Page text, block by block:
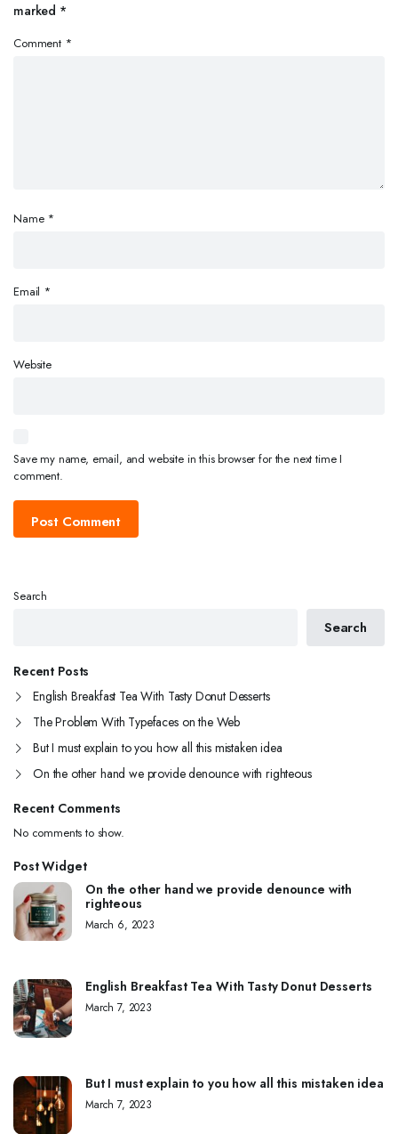
marked *
Comment *
Name *
Email *
Website
Save my name, email, and website in this browser for the next time I
comment.
Search
Search
Recent Posts
English Breakfast Tea With Tasty Donut Desserts
The Problem With Typefaces on the Web
But I must explain to you how all this mistaken idea
On the other hand we provide denounce with righteous
Recent Comments
No comments to show.
Post Widget
On the other hand we provide denounce with
righteous
March 6, 2023
English Breakfast Tea With Tasty Donut Desserts
March 7, 2023
But I must explain to you how all this mistaken idea
March 7, 2023